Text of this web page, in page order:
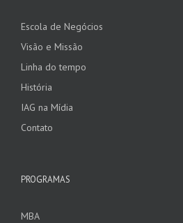
Escola de Negócios
Visão e Missão
Linha do tempo
História
IAG na Mídia
Contato
PROGRAMAS
MBA